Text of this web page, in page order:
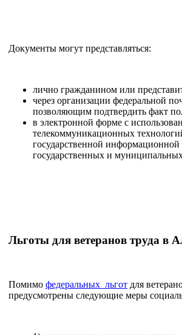
Документы могут представляться:
лично гражданином или
через организации федеральной
позволяющим подтвердить факт
в электронной форме с
телекоммуникационных
государственной
государственных и
Льготы для ветеранов труда в
Помимо федеральных льгот для
предусмотрены следующие меры